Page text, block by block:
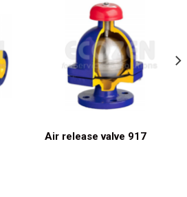
Air release valve 917